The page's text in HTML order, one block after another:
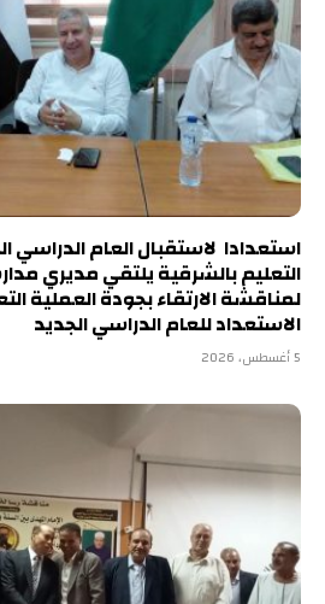
استعدادا لاستقبال العام الدراسي
التعليم بالشرقية يلتقي مديري
لمناقشة الارتقاء بجودة العملية
الاستعداد للعام الدراسي الجديد
5 أغسطس، 2026